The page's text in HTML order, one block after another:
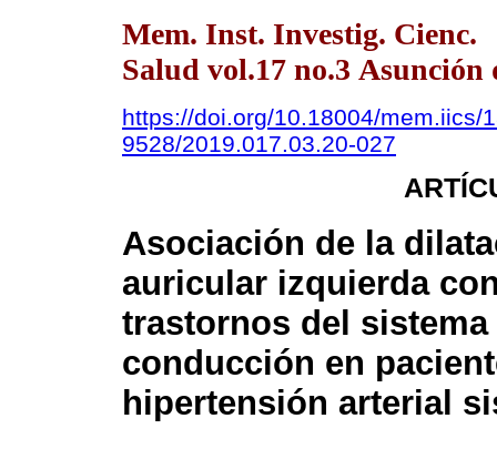
Mem. Inst. Investig. Cienc.
Salud vol.17 no.3 Asunción
https://doi.org/10.18004/mem.iics/
9528/2019.017.03.20-027
Asociación de la
auricular izquierda
trastornos del sistema
conducción en
hipertensión arterial